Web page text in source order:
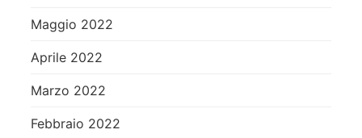
Maggio 2022
Aprile 2022
Marzo 2022
Febbraio 2022